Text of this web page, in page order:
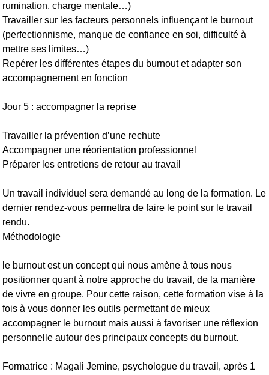
rumination, charge mentale…)
Travailler sur les facteurs personnels influençant le burnout
(perfectionnisme, manque de confiance en soi, difficulté à
mettre ses limites…)
Repérer les différentes étapes du burnout et adapter son
accompagnement en fonction
Jour 5 : accompagner la reprise
Travailler la prévention d’une rechute
Accompagner une réorientation professionnel
Préparer les entretiens de retour au travail
Un travail individuel sera demandé au long de la formation. Le
dernier rendez-vous permettra de faire le point sur le travail
rendu.
Méthodologie
le burnout est un concept qui nous amène à tous nous
positionner quant à notre approche du travail, de la manière
de vivre en groupe. Pour cette raison, cette formation vise à la
fois à vous donner les outils permettant de mieux
accompagner le burnout mais aussi à favoriser une réflexion
personnelle autour des principaux concepts du burnout.
Formatrice : Magali Jemine, psychologue du travail, après 1